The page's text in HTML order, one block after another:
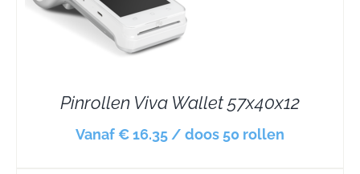
Pinrollen Viva Wallet 57x40x12
Vanaf € 16.35 / doos 50 rollen